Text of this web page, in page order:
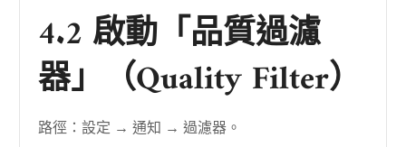
4.2 啟動「品質過濾
器」（Quality Filter）
路徑：設定 → 通知 → 過濾器。